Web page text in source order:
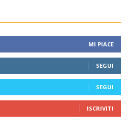
MI PIACE
SEGUI
SEGUI
ISCRIVITI